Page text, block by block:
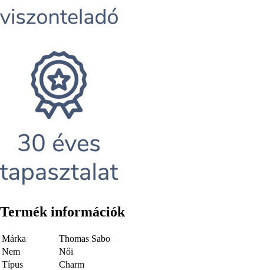
Termék információk
Márka
Thomas Sabo
Nem
Női
Típus
Charm